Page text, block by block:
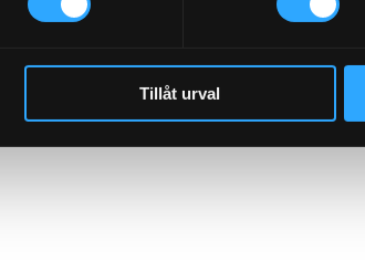
Tillåt urval